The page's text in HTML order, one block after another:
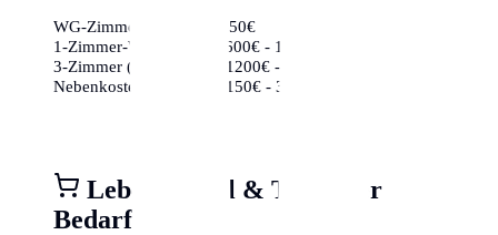
WG-Zimmer:
ca. 350€ - 650€
1-Zimmer-Wohnung:
ca. 600€ - 1000€
3-Zimmer (Zentrum):
ca. 1200€ - 2000€
Nebenkosten (85m²):
ca. 150€ - 350€
Lebensmittel & Täglicher
Bedarf